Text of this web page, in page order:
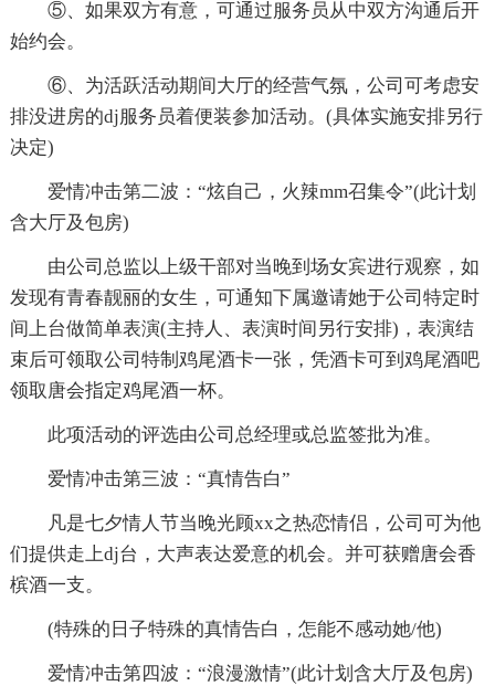
⑤、如果双方有意，可通过服务员从中双方沟通后开
始约会。
⑥、为活跃活动期间大厅的经营气氛，公司可考虑安
排没进房的dj服务员着便装参加活动。(具体实施安排另行
决定)
爱情冲击第二波：“炫自己，火辣mm召集令”(此计划
含大厅及包房)
由公司总监以上级干部对当晚到场女宾进行观察，如
发现有青春靓丽的女生，可通知下属邀请她于公司特定时
间上台做简单表演(主持人、表演时间另行安排)，表演结
束后可领取公司特制鸡尾酒卡一张，凭酒卡可到鸡尾酒吧
领取唐会指定鸡尾酒一杯。
此项活动的评选由公司总经理或总监签批为准。
爱情冲击第三波：“真情告白”
凡是七夕情人节当晚光顾xx之热恋情侣，公司可为他
们提供走上dj台，大声表达爱意的机会。并可获赠唐会香
槟酒一支。
(特殊的日子特殊的真情告白，怎能不感动她/他)
爱情冲击第四波：“浪漫激情”(此计划含大厅及包房)